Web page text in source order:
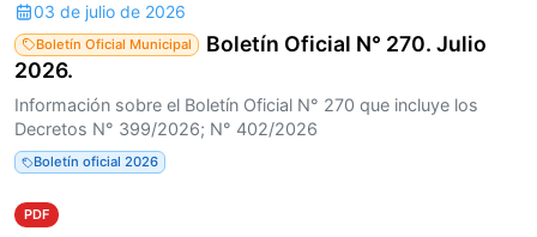
03 de julio de 2026
Boletín Oficial Municipal
Boletín Oficial N° 270. Julio
2026.
Información sobre el Boletín Oficial N° 270 que incluye los
Decretos N° 399/2026; N° 402/2026
Boletín oficial 2026
PDF